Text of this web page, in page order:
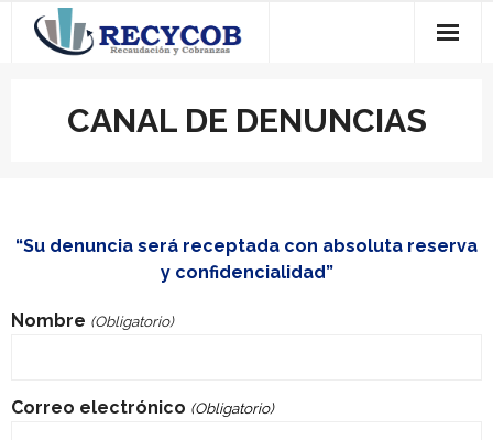
contenido
CANAL DE DENUNCIAS
“Su denuncia será receptada con absoluta reserva
y confidencialidad”
Nombre (Obligatorio)
Correo electrónico (Obligatorio)